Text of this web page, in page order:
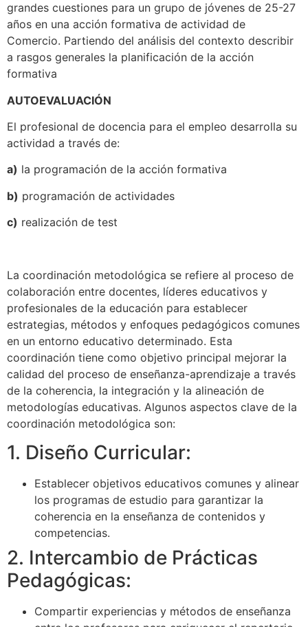
grandes cuestiones para un grupo de jóvenes de 25-27
años en una acción formativa de actividad de
Comercio. Partiendo del análisis del contexto describir
a rasgos generales la planificación de la acción
formativa
AUTOEVALUACIÓN
El profesional de docencia para el empleo desarrolla su
actividad a través de:
a) la programación de la acción formativa
b) programación de actividades
c) realización de test
La coordinación metodológica se refiere al proceso de
colaboración entre docentes, líderes educativos y
profesionales de la educación para establecer
estrategias, métodos y enfoques pedagógicos comunes
en un entorno educativo determinado. Esta
coordinación tiene como objetivo principal mejorar la
calidad del proceso de enseñanza-aprendizaje a través
de la coherencia, la integración y la alineación de
metodologías educativas. Algunos aspectos clave de la
coordinación metodológica son:
1. Diseño Curricular:
Establecer objetivos educativos comunes y alinear
los programas de estudio para garantizar la
coherencia en la enseñanza de contenidos y
competencias.
2. Intercambio de Prácticas
Pedagógicas:
Compartir experiencias y métodos de enseñanza